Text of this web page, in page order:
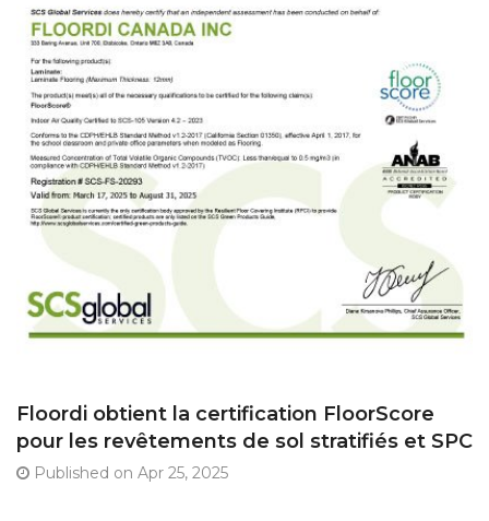
Floordi obtient la certification FloorScore
pour les revêtements de sol stratifiés et SPC
Published on Apr 25, 2025